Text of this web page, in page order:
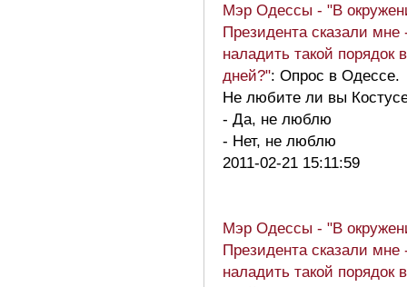
Мэр Одессы - "В
Президента сказали мне
наладить такой порядок
дней?": Опрос в Одессе.
Не любите ли вы
- Да, не люблю
- Нет, не люблю
2011-02-21 15:11:59
Мэр Одессы - "В
Президента сказали мне
наладить такой порядок